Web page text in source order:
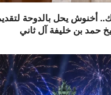
أخنوش يحل بالدوحة
حمد بن خليفة آل ثاني